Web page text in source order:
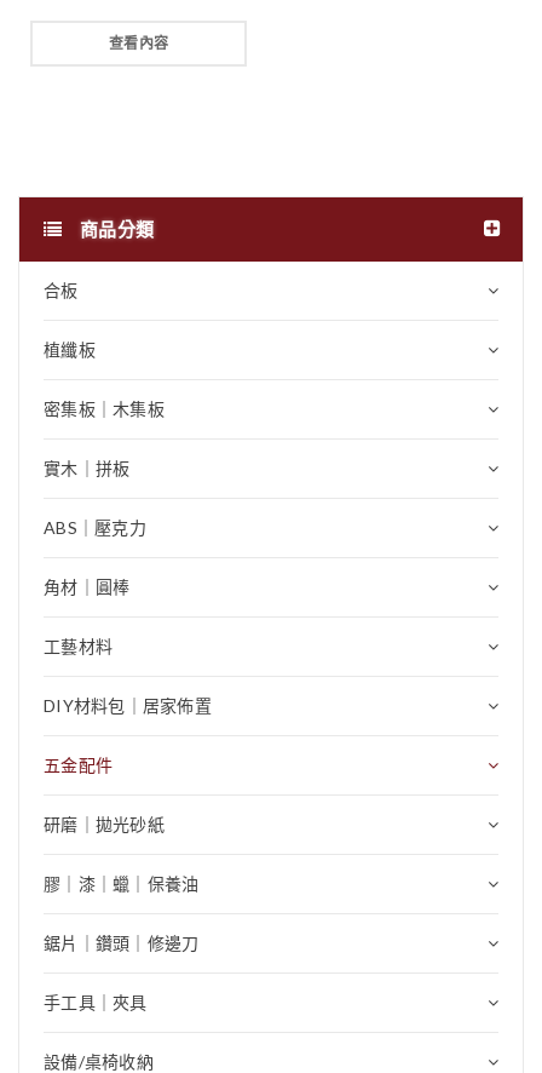
商品分類
合板
植纖板
密集板｜木集板
實木｜拼板
ABS｜壓克力
角材｜圓棒
工藝材料
DIY材料包｜居家佈置
五金配件
研磨｜拋光砂紙
膠｜漆｜蠟｜保養油
鋸片｜鑽頭｜修邊刀
手工具｜夾具
設備/桌椅收納
查看內容